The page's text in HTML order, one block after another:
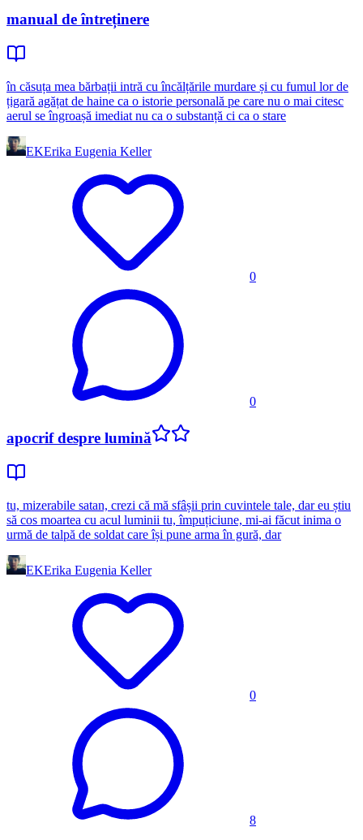
manual de întreținere
în căsuța mea bărbații intră cu încălțările murdare și cu fumul lor de
țigară agățat de haine ca o istorie personală pe care nu o mai citesc
aerul se îngroașă imediat nu ca o substanță ci ca o stare
EKErika Eugenia Keller
0
0
apocrif despre lumină
tu, mizerabile satan, crezi că mă sfâșii prin cuvintele tale, dar eu știu
să cos moartea cu acul luminii tu, împuțiciune, mi-ai făcut inima o
urmă de talpă de soldat care își pune arma în gură, dar
EKErika Eugenia Keller
0
8